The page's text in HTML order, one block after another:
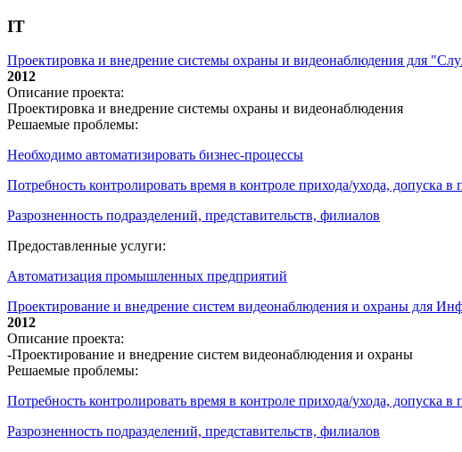
IT
Проектировка и внедрение системы охраны и видеонаблюдения для
2012
Описание проекта:
Проектировка и внедрение системы охраны и видеонаблюдения
Решаемые проблемы:
Необходимо автоматизировать бизнес-процессы
Потребность контролировать время в контроле прихода/ухода, допуска
Разрозненность подразделений, представительств, филиалов
Предоставленные услуги:
Автоматизация промышленных предприятий
Проектирование и внедрение систем видеонаблюдения и охраны для
2012
Описание проекта:
-Проектирование и внедрение систем видеонаблюдения и охраны
Решаемые проблемы:
Потребность контролировать время в контроле прихода/ухода, допуска
Разрозненность подразделений, представительств, филиалов